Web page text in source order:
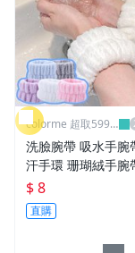
colorme 超取599
免運
洗臉腕帶 吸水手腕
汗手環 珊瑚絨手腕
入組 洗漱腕帶 束髮
臉手腕帶 手腕腕帶
神器 【L078】
$ 8
直購